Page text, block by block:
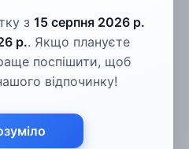
з 15 серпня 2026 р.
р.. Якщо плануєте
поспішити, щоб
відпочинку!